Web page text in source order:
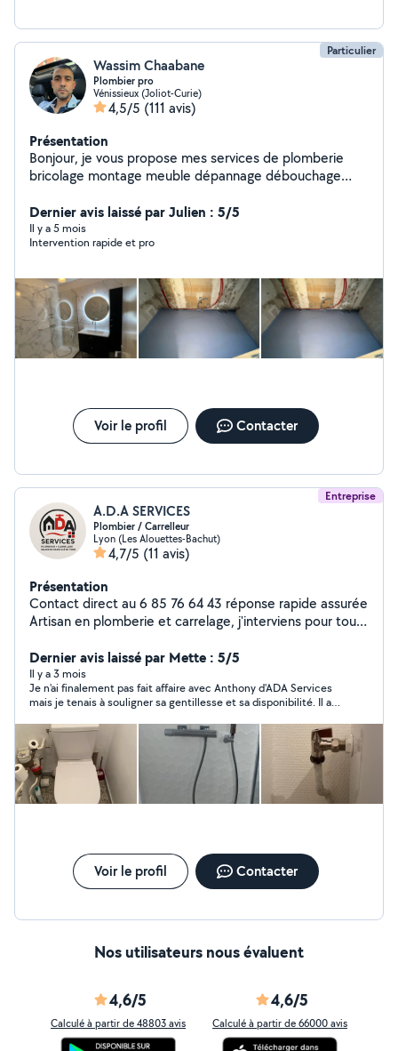
Particulier
Wassim Chaabane
Plombier pro
Vénissieux (Joliot-Curie)
4,5/5 (111 avis)
Présentation
Bonjour, je vous propose mes services de plomberie
bricolage montage meuble dépannage débouchage
Dernier avis laissé par Julien : 5/5
Il y a 5 mois
Intervention rapide et pro
Voir le profil Contacter
Entreprise
A.D.A SERVICES
Plombier / Carrelleur
Lyon (Les Alouettes-Bachut)
4,7/5 (11 avis)
Présentation
Contact direct au 6 85 76 64 43 réponse rapide assurée
Artisan en plomberie et carrelage, j'interviens pour tous
réalise le dépannage plomberie, la création et
rénovation de salles de bain clé en main, ainsi que la
pose de carrelage et faïence. Travail sérieux, soigné et
rapide, avec un accompagnement personnalisé du
début à la fin du projet. Intervention sur Vienne, Lyon et
alentours. Bénéficiez de -10 % sur votre devis en laissant
un avis 5 étoiles.
Dernier avis laissé par Mette : 5/5
Il y a 3 mois
Je n'ai finalement pas fait affaire avec Anthony d'ADA Services
mais je tenais à souligner sa gentillesse et sa disponibilité. Il a
problèmes de plomberie. Je n'hésiterais pas à faire à lui, le jour
où je pourrai réaliser ces travaux.
Voir le profil Contacter
Nos utilisateurs nous évaluent
4,6/5
Calculé à partir de 48803 avis
4,6/5
Calculé à partir de 66000 avis